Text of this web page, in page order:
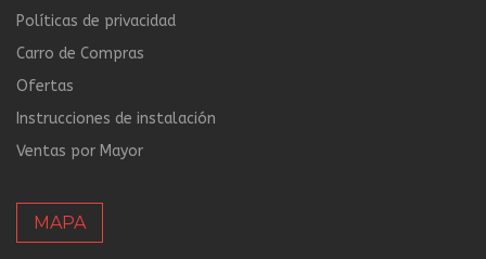
Políticas de privacidad
Carro de Compras
Ofertas
Instrucciones de instalación
Ventas por Mayor
MAPA